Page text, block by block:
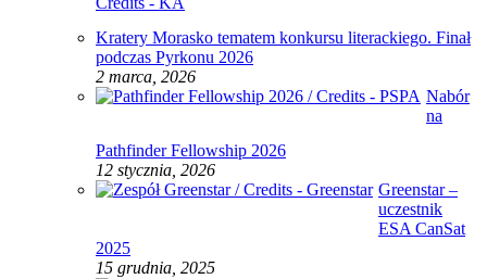
Kratery Morasko tematem konkursu literackiego. Finał
podczas Pyrkonu 2026
2 marca, 2026
Nabór
na
Pathfinder Fellowship 2026
12 stycznia, 2026
Greenstar –
uczestnik
ESA CanSat
2025
15 grudnia, 2025